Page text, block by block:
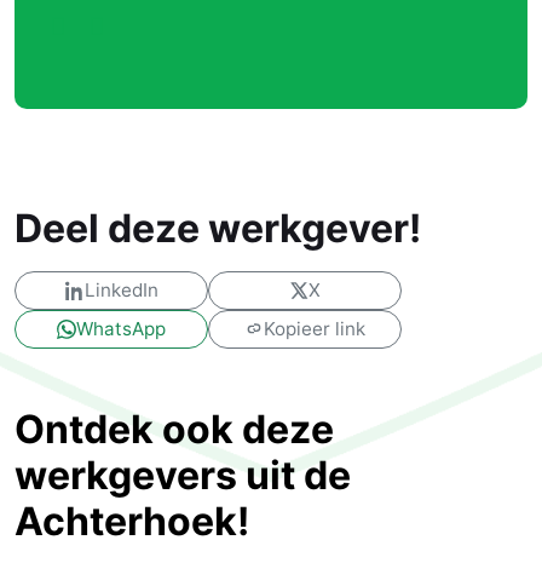
Deel deze werkgever!
LinkedIn
X
WhatsApp
Kopieer link
Ontdek ook deze
werkgevers uit de
Achterhoek!